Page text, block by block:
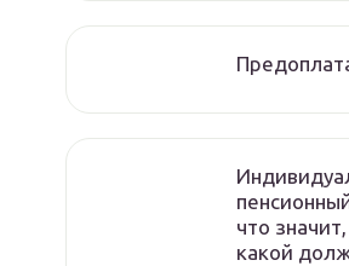
что
какой